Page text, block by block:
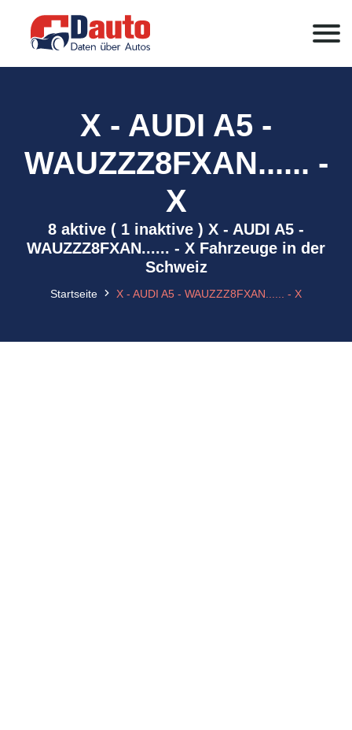
X - AUDI A5 -
WAUZZZ8FXAN...... -
X
8 aktive ( 1 inaktive ) X - AUDI A5 -
WAUZZZ8FXAN...... - X Fahrzeuge in der
Schweiz
Startseite X - AUDI A5 - WAUZZZ8FXAN...... - X